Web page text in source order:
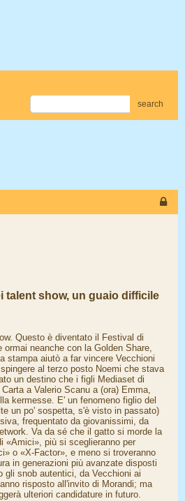
search
talent show, un guaio difficile
Questo è diventato il Festival di
neanche con la Golden Share,
stampa aiutò a far vincere Vecchioni
al terzo posto Noemi che stava
un destino che i figli Mediaset di
a Valerio Scanu a (ora) Emma,
kermesse. E' un fenomeno figlio del
un po' sospetta, s'è visto in passato)
frequentato da giovanissimi, da
Va da sé che il gatto si morde la
«Amici», più si sceglieranno per
o «X-Factor», e meno si troveranno
in generazioni più avanzate disposti
gli snob autentici, da Vecchioni ai
risposto all'invito di Morandi; ma
ulteriori candidature in futuro.